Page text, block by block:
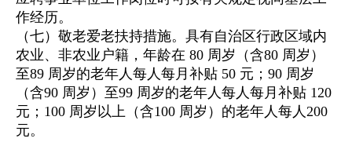
作经历。
（七）敬老爱老扶持措施。具有自治区行政区域内
农业、非农业户籍，年龄在 80 周岁（含80 周岁）
至89 周岁的老年人每人每月补贴 50 元；90 周岁
（含90 周岁）至99 周岁的老年人每人每月补贴 120
元；100 周岁以上（含100 周岁）的老年人每人200
元。